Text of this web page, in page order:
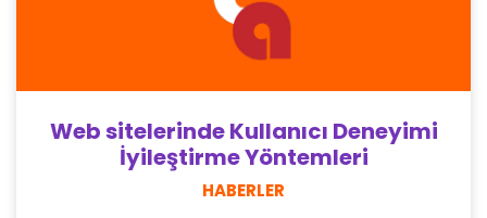
Web sitelerinde Kullanıcı Deneyimi
İyileştirme Yöntemleri
HABERLER